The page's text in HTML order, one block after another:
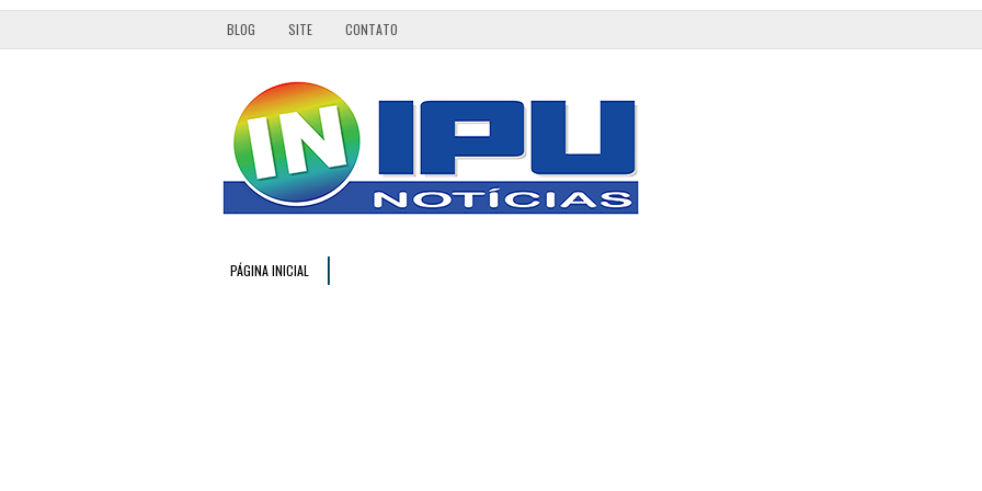
BLOG SITE CONTATO
PÁGINA INICIAL